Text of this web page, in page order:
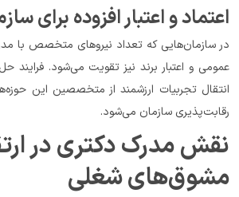
و اعتبار افزوده برای سازمان
می‌شود.
شغلی